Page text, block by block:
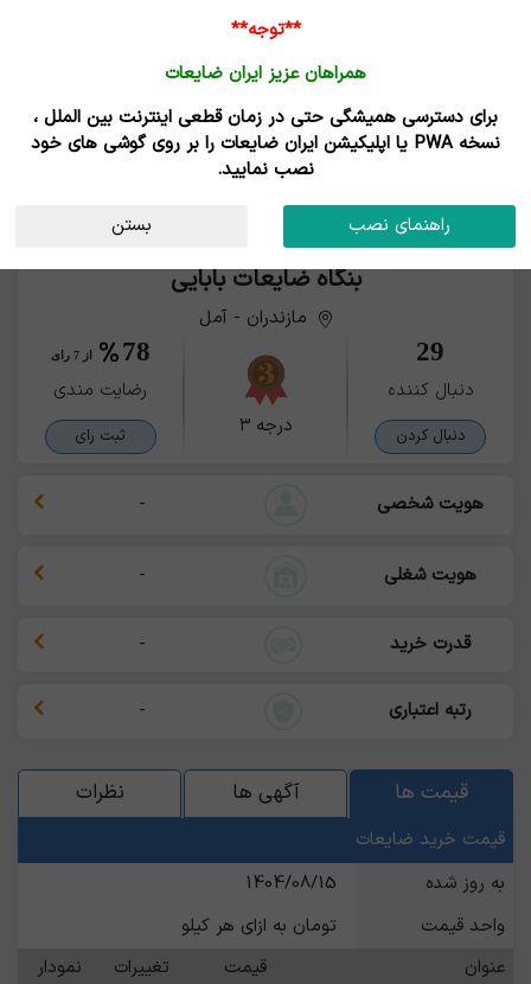
بنگاه ضایعات بابایی
مازندران - آمل
29
دنبال کننده
دنبال کردن درجه ۳
78 از 7 رای
رضایت مندی
ثبت رای
هویت شخصی -
هویت شغلی -
قدرت خرید -
رتبه اعتباری -
قیمت ها آگهی ها نظرات
قیمت خرید ضایعات
به روز شده
1404/08/15
واحد قیمت
تومان به ازای هر کیلو
عنوان
قیمت تغییرات
نمودار
**توجه**
همراهان عزیز ایران ضایعات
برای دسترسی همیشگی حتی در زمان قطعی اینترنت بین الملل ،
نسخه PWA یا اپلیکیشن ایران ضایعات را بر روی گوشی های خود
نصب نمایید.
راهنمای نصب بستن